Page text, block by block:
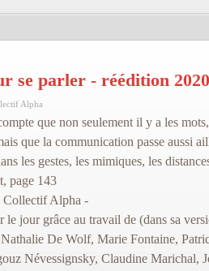
se parler - réédition 2020
Alpha
que non seulement il y a les
que la communication passe aussi
les gestes, les mimiques, les
page 143
Collectif Alpha -
le jour grâce au travail de (dans sa
De Wolf, Marie Fontaine,
Névessignsky, Claudine Marichal,